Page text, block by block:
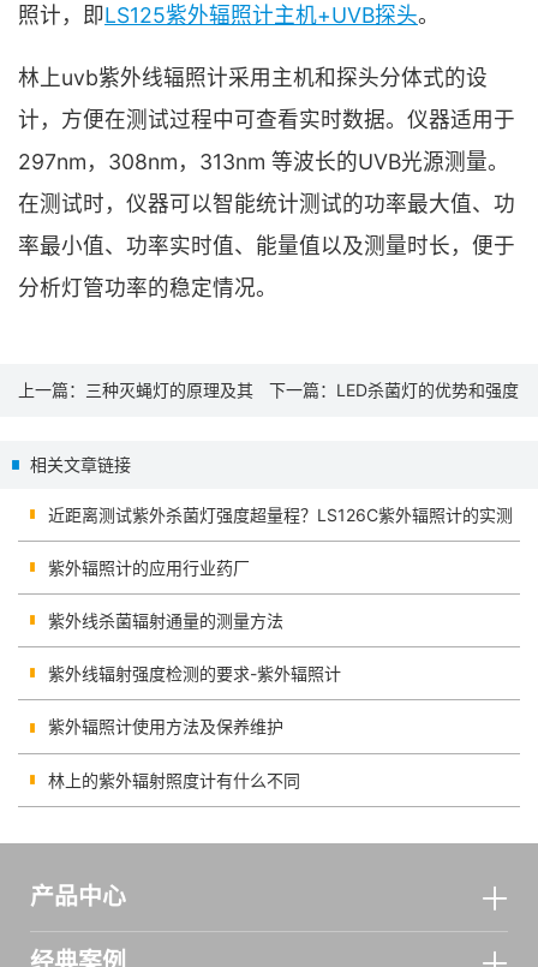
照计，即LS125紫外辐照计主机+UVB探头。
林上uvb紫外线辐照计采用主机和探头分体式的设
计，方便在测试过程中可查看实时数据。仪器适用于
297nm，308nm，313nm 等波长的UVB光源测量。
在测试时，仪器可以智能统计测试的功率最大值、功
率最小值、功率实时值、能量值以及测量时长，便于
分析灯管功率的稳定情况。
上一篇： 三种灭蝇灯的原理及其 下一篇： LED杀菌灯的优势和强度
相关文章链接
近距离测试紫外杀菌灯强度超量程？LS126C紫外辐照计的实测
紫外辐照计的应用行业药厂
紫外线杀菌辐射通量的测量方法
紫外线辐射强度检测的要求-紫外辐照计
紫外辐照计使用方法及保养维护
林上的紫外辐射照度计有什么不同
产品中心
经典案例